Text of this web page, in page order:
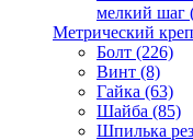
мелкий шаг
Метрический
Болт (226)
Винт (8)
Гайка (63)
Шайба (85)
Шпилька